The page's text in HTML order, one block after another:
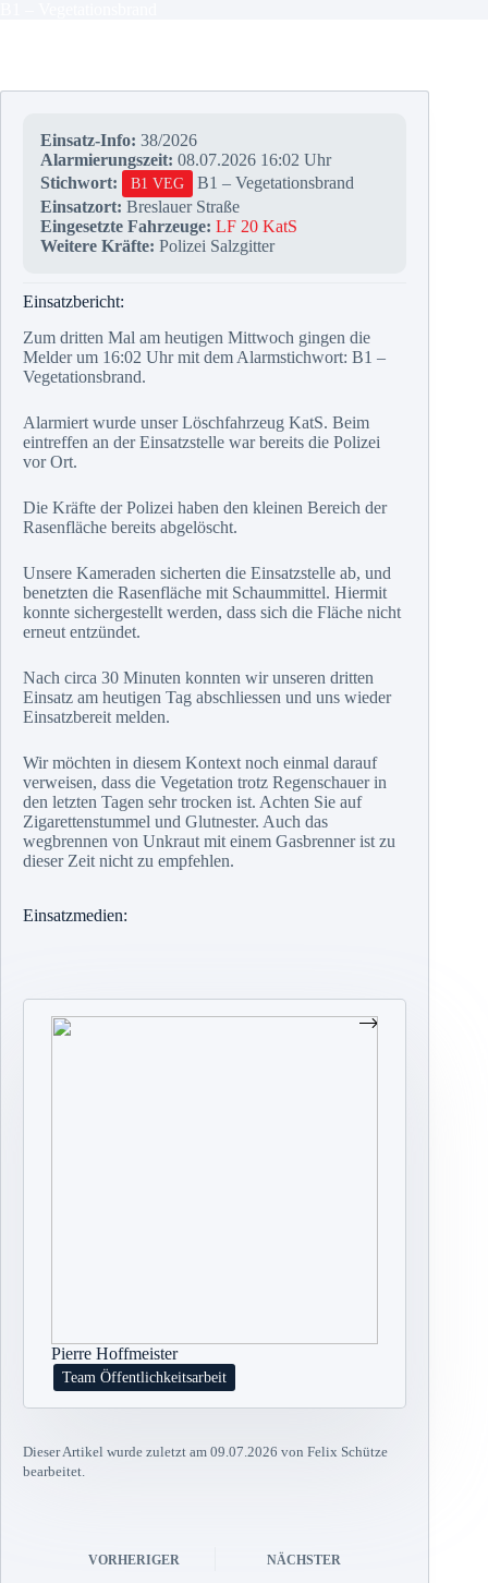
Einsatz-Info: 38/2026
Alarmierungszeit: 08.07.2026 16:02 Uhr
Stichwort:
B1 VEG
B1 – Vegetationsbrand
Einsatzort: Breslauer Straße
Eingesetzte Fahrzeuge: LF 20 KatS
Weitere Kräfte: Polizei Salzgitter
Einsatzbericht:
Zum dritten Mal am heutigen Mittwoch gingen die
Melder um 16:02 Uhr mit dem Alarmstichwort: B1 –
Vegetationsbrand.
Alarmiert wurde unser Löschfahrzeug KatS. Beim
eintreffen an der Einsatzstelle war bereits die Polizei
vor Ort.
Die Kräfte der Polizei haben den kleinen Bereich der
Rasenfläche bereits abgelöscht.
Unsere Kameraden sicherten die Einsatzstelle ab, und
benetzten die Rasenfläche mit Schaummittel. Hiermit
konnte sichergestellt werden, dass sich die Fläche nicht
erneut entzündet.
Nach circa 30 Minuten konnten wir unseren dritten
Einsatz am heutigen Tag abschliessen und uns wieder
Einsatzbereit melden.
Wir möchten in diesem Kontext noch einmal darauf
verweisen, dass die Vegetation trotz Regenschauer in
den letzten Tagen sehr trocken ist. Achten Sie auf
Zigarettenstummel und Glutnester. Auch das
wegbrennen von Unkraut mit einem Gasbrenner ist zu
dieser Zeit nicht zu empfehlen.
Einsatzmedien:
Pierre Hoffmeister
Team Öffentlichkeitsarbeit
Dieser Artikel wurde zuletzt am 09.07.2026 von Felix Schütze
bearbeitet.
VORHERIGER NÄCHSTER